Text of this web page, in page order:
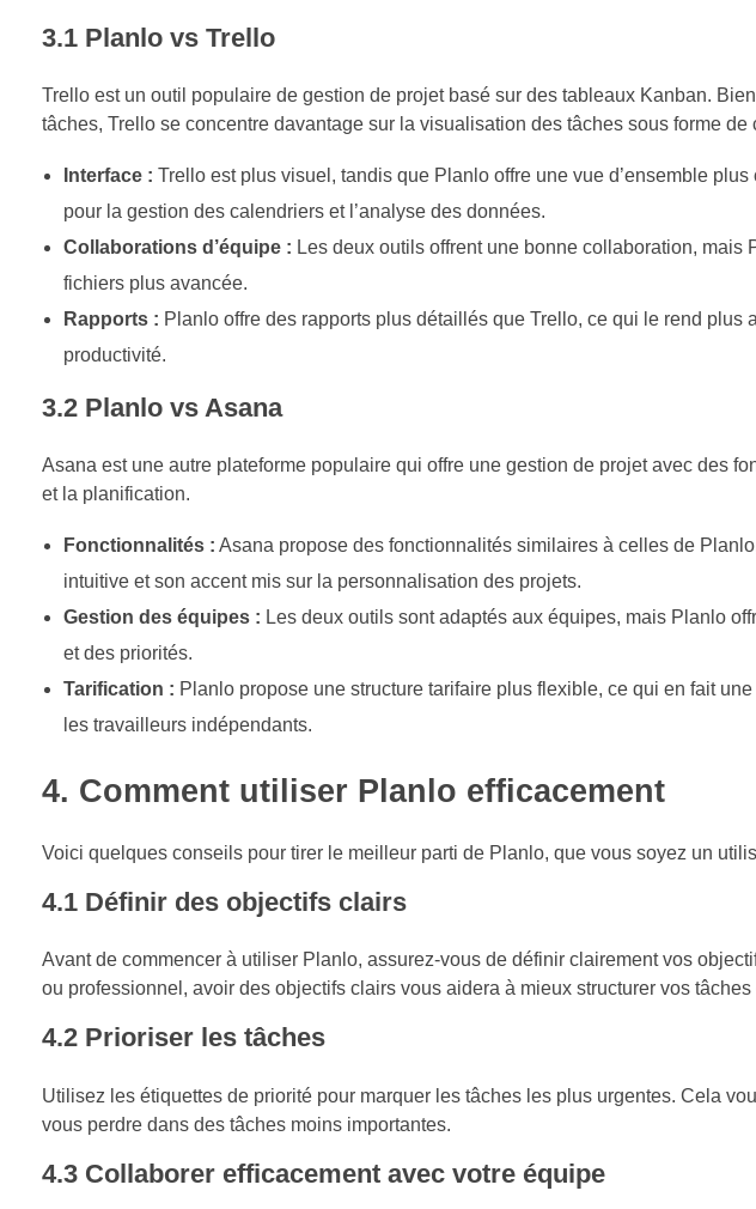
3.1 Planlo vs Trello
Trello est un outil populaire de gestion de projet basé sur des tableaux Kanban.
tâches, Trello se concentre davantage sur la visualisation des tâches sous forme de
Interface : Trello est plus visuel, tandis que Planlo offre une vue d’ensemble
pour la gestion des calendriers et l’analyse des données.
Collaborations d’équipe : Les deux outils offrent une bonne collaboration,
fichiers plus avancée.
Rapports : Planlo offre des rapports plus détaillés que Trello, ce qui le rend
productivité.
3.2 Planlo vs Asana
Asana est une autre plateforme populaire qui offre une gestion de projet avec des
et la planification.
Fonctionnalités : Asana propose des fonctionnalités similaires à celles de
intuitive et son accent mis sur la personnalisation des projets.
Gestion des équipes : Les deux outils sont adaptés aux équipes, mais Planlo
et des priorités.
Tarification : Planlo propose une structure tarifaire plus flexible, ce qui en fait
les travailleurs indépendants.
4. Comment utiliser Planlo efficacement
Voici quelques conseils pour tirer le meilleur parti de Planlo, que vous soyez un
4.1 Définir des objectifs clairs
Avant de commencer à utiliser Planlo, assurez-vous de définir clairement vos
ou professionnel, avoir des objectifs clairs vous aidera à mieux structurer vos
4.2 Prioriser les tâches
Utilisez les étiquettes de priorité pour marquer les tâches les plus urgentes. Cela
vous perdre dans des tâches moins importantes.
4.3 Collaborer efficacement avec votre équipe